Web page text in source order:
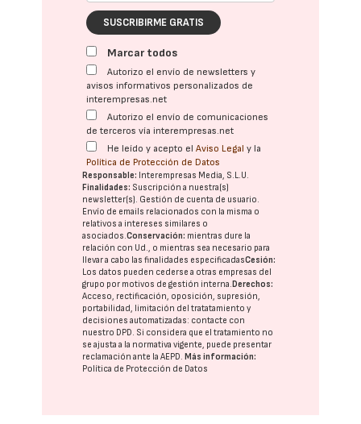
SUSCRIBIRME GRATIS
Marcar todos
Autorizo el envío de newsletters y
avisos informativos personalizados de
interempresas.net
Autorizo el envío de comunicaciones
de terceros vía interempresas.net
He leído y acepto elAviso Legal y la
Política de Protección de Datos
Responsable: Interempresas Media, S.L.U.
Finalidades: Suscripción a nuestra(s)
newsletter(s). Gestión de cuenta de usuario.
Envío de emails relacionados con la misma o
relativos a intereses similares o
asociados.Conservación: mientras dure la
relación con Ud., o mientras sea necesario para
llevar a cabo las finalidades especificadasCesión:
Los datos pueden cederse a otras empresas del
grupo por motivos de gestión interna.Derechos:
Acceso, rectificación, oposición, supresión,
portabilidad, limitación del tratatamiento y
decisiones automatizadas: contacte con
nuestro DPD. Si considera que el tratamiento no
se ajusta a la normativa vigente, puede presentar
reclamación ante laAEPD.Más información:
Política de Protección de Datos